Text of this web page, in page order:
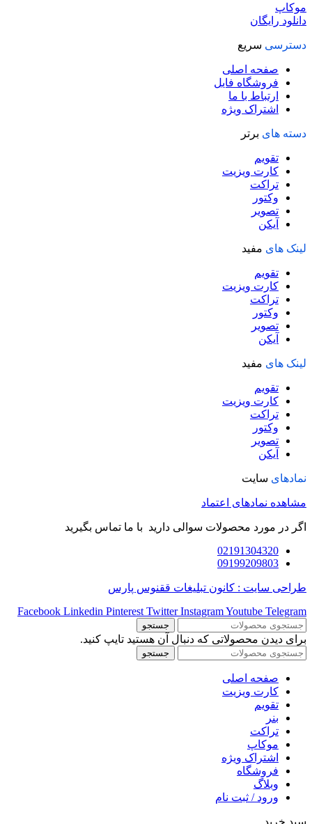
موکاپ
دانلود رایگان
دسترسی سریع
صفحه اصلی
فروشگاه فایل
ارتباط با ما
اشتراک ویژه
دسته های برتر
تقویم
کارت ویزیت
تراکت
وکتور
تصویر
آیکن
لینک های مفید
تقویم
کارت ویزیت
تراکت
وکتور
تصویر
آیکن
لینک های مفید
تقویم
کارت ویزیت
تراکت
وکتور
تصویر
آیکن
نمادهای سایت
مشاهده نمادهای اعتماد
اگر در مورد محصولات سوالی دارید با ما تماس بگیرید
02191304320
09199209803
طراحی سایت : کانون تبلیغات ققنوس پارس
Facebook Linkedin Pinterest Twitter InstagramYoutube Telegram
جستجو
برای دیدن محصولاتی که دنبال آن هستید تایپ کنید.
جستجو
صفحه اصلی
کارت ویزیت
تقویم
بنر
تراکت
موکاپ
اشتراک ویژه
فروشگاه
وبلاگ
ورود / ثبت نام